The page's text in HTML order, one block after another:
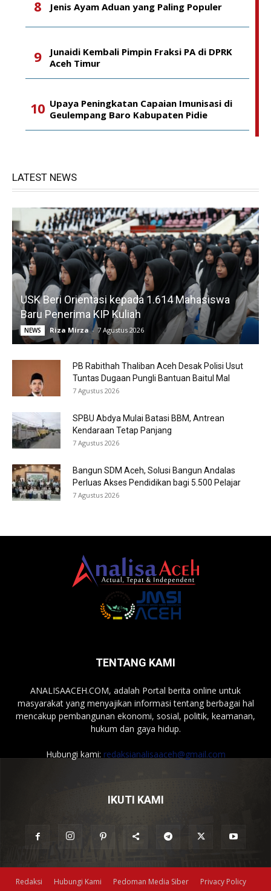
Jenis Ayam Aduan yang Paling Populer
Junaidi Kembali Pimpin Fraksi PA di DPRK
Aceh Timur
Upaya Peningkatan Capaian Imunisasi di
Geulempang Baro Kabupaten Pidie
LATEST NEWS
USK Beri Orientasi kepada 1.614 Mahasiswa
Baru Penerima KIP Kuliah
NEWS Riza Mirza - 7 Agustus 2026
PB Rabithah Thaliban Aceh Desak Polisi Usut
Tuntas Dugaan Pungli Bantuan Baitul Mal
7 Agustus 2026
SPBU Abdya Mulai Batasi BBM, Antrean
Kendaraan Tetap Panjang
7 Agustus 2026
Bangun SDM Aceh, Solusi Bangun Andalas
Perluas Akses Pendidikan bagi 5.500 Pelajar
7 Agustus 2026
TENTANG KAMI
ANALISAACEH.COM, adalah Portal berita online untuk
masyarakat yang menyajikan informasi tentang berbagai hal
mencakup pembangunan ekonomi, sosial, politik, keamanan,
hukum dan gaya hidup.
Hubungi kami: redaksianalisaaceh@gmail.com
IKUTI KAMI
Redaksi Hubungi Kami Pedoman Media Siber
Privacy Policy